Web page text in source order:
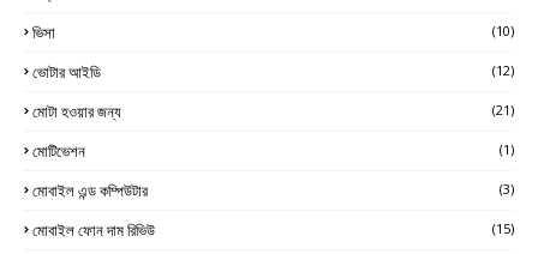
ভিসা (10)
ভোটার আইডি (12)
মোটা হওয়ার জন্য (21)
মোটিভেশন (1)
মোবাইল এন্ড কম্পিউটার (3)
মোবাইল ফোন দাম রিভিউ (15)